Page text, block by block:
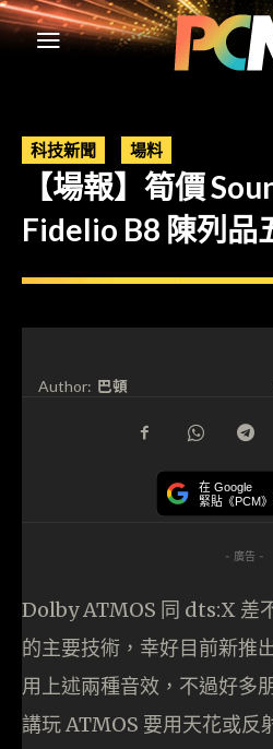
科技新聞 場料
【場報】筍價
Fidelio B8 陳列品
Author: 巴頓
在 Google
緊貼《PCM
- 廣告 -
Dolby ATMOS 同 dts:X 差
的主要技術，幸好目前新推
用上述兩種音效，不過好多
講玩 ATMOS 要用天花或反